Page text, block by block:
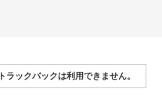
トラックバックは利用できません。